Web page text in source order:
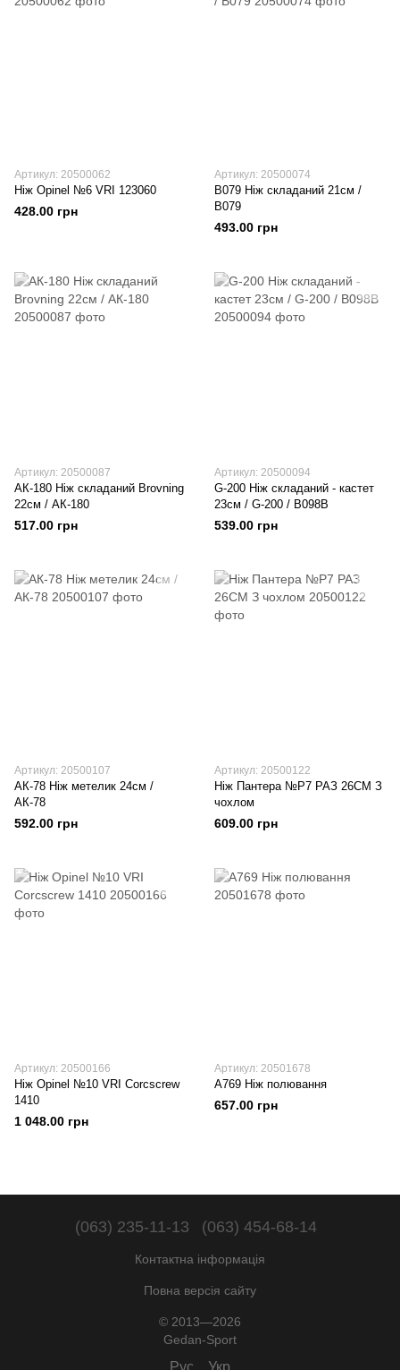
Артикул: 20500062
Ніж Opinel №6 VRI 123060
428.00 грн
Артикул: 20500074
В079 Ніж складаний 21см /
В079
493.00 грн
Артикул: 20500087
АК-180 Ніж складаний Brovning
22см / АК-180
517.00 грн
Артикул: 20500094
G-200 Ніж складаний - кастет
23см / G-200 / B098B
539.00 грн
Артикул: 20500107
АК-78 Ніж метелик 24см /
АК-78
592.00 грн
Артикул: 20500122
Ніж Пантера №P7 РАЗ 26СМ З
чохлом
609.00 грн
Артикул: 20500166
Ніж Opinel №10 VRI Corcscrew
1410
1 048.00 грн
Артикул: 20501678
A769 Ніж полювання
657.00 грн
(063) 235-11-13 (063) 454-68-14
Контактна інформація
Повна версія сайту
© 2013—2026
Gedan-Sport
Рус Укр